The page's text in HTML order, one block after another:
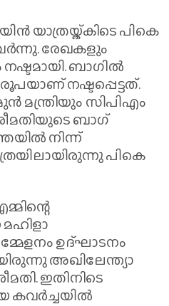
യാത്രയ്ക്കിടെ പികെ
രേഖകളും
ബാ​ഗിൽ
നഷ്ടപ്പെട്ടത്.
മന്ത്രിയും സിപിഎം
ബാ​ഗ്
നിന്ന്
പികെ
ഉദ്ഘാടനം
അഖിലേന്ത്യാ
ഇതിനിടെ
കവർച്ചയിൽ